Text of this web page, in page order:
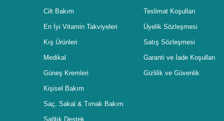
Cilt Bakım
En İyi Vitamin Takviyeleri
Kış Ürünleri
Medikal
Güneş Kremleri
Kişisel Bakım
Saç, Sakal & Tırnak Bakım
Sağlık Destek
Teslimat Koşulları
Üyelik Sözleşmesi
Satış Sözleşmesi
Garanti ve İade Koşulları
Gizlilik ve Güvenlik